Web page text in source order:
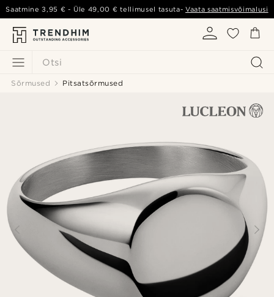
Otsi
Saatmine3,95 € - Üle 49,00 € tellimusel tasuta-Vaata saatmisvõimalusi
Sõrmused Pitsatsõrmused